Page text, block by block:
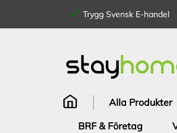
Trygg Svensk E-handel
innehållet
Alla Produkter
BRF & Företag